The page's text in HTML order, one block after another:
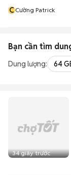
CCường Patrick
Bạn cần tìm
Dung lượng: 64
34 giây trước